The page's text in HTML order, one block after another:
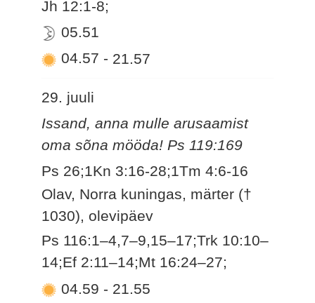
Jh 12:1-8;
05.51
04.57 - 21.57
29. juuli
Issand, anna mulle arusaamist
oma sõna mööda! Ps 119:169
Ps 26;1Kn 3:16-28;1Tm 4:6-16
Olav, Norra kuningas, märter (†
1030), olevipäev
Ps 116:1–4,7–9,15–17;Trk 10:10–
14;Ef 2:11–14;Mt 16:24–27;
04.59 - 21.55